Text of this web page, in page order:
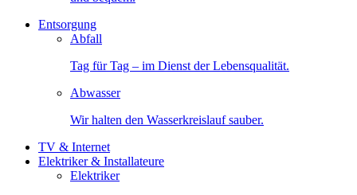
Entsorgung
Abfall
Tag für Tag – im Dienst der Lebensqualität.
Abwasser
Wir halten den Wasserkreislauf sauber.
TV & Internet
Elektriker & Installateure
Elektriker